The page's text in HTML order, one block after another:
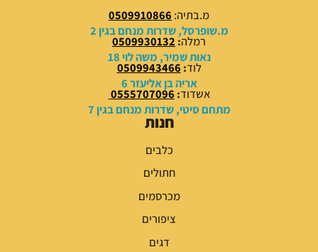
מ.בתיה: 0509910866
מ.שופרסל, שדרות מנחם בגין 2
רמלה:
0509930132
נאות שמיר, משה לוי 18
לוד:
0509943466
אריה בן אליעזר 6
אשדוד:
0555707096
מתחם סיטי, שדרות מנחם בגין 7
חנות
כלבים
חתולים
מכרסמים
ציפורים
דגים